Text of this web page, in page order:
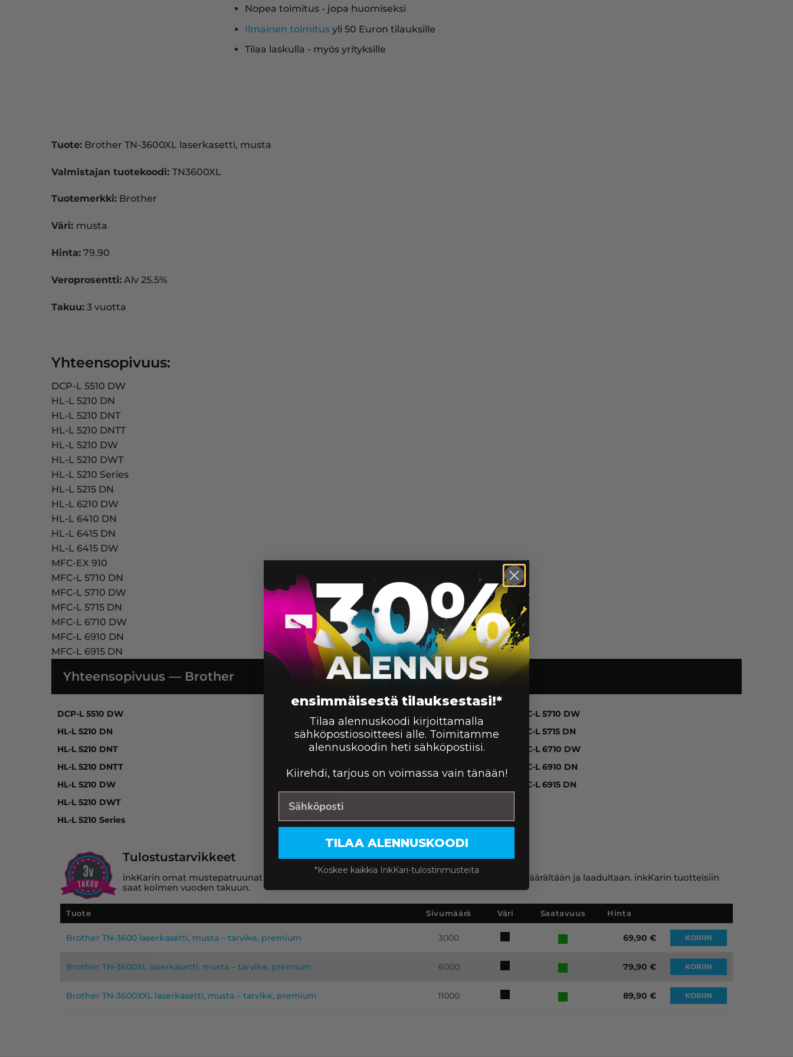
Nopea toimitus - jopa huomiseksi
Ilmainen toimitus yli 50 Euron tilauksille
Tilaa laskulla - myös yrityksille
Tuote: Brother TN-3600XL laserkasetti, musta
Valmistajan tuotekoodi: TN3600XL
Tuotemerkki: Brother
Väri: musta
Hinta: 79.90
Veroprosentti: Alv 25.5%
Takuu: 3 vuotta
Yhteensopivuus:
DCP-L 5510 DW
HL-L 5210 DN
HL-L 5210 DNT
HL-L 5210 DNTT
HL-L 5210 DW
HL-L 5210 DWT
HL-L 5210 Series
HL-L 5215 DN
HL-L 6210 DW
HL-L 6410 DN
HL-L 6415 DN
HL-L 6415 DW
MFC-EX 910
MFC-L 5710 DN
MFC-L 5710 DW
MFC-L 5715 DN
MFC-L 6710 DW
MFC-L 6910 DN
MFC-L 6915 DN
Yhteensopivuus — Brother
DCP-L 5510 DW, HL-L 5210 DN, HL-L 5210 DNT, HL-L 5210 DNTT, HL-L 5210 DW, HL-L 5210 DWT, HL-L 5210 Series, HL-L 5215 DN, HL-L 6210 DW, HL-L 6410
DCP-L 5510 DW
HL-L 5210 DN
HL-L 5210 DNT
HL-L 5210 DNTT
HL-L 5210 DW
HL-L 5210 DWT
HL-L 5210 Series
HL-L 6210 DW
HL-L 6410 DN
HL-L 6415 DN
MFC-EX 910
MFC-L 5710 DN
MFC-L 5710 DW
MFC-L 5715 DN
MFC-L 6710 DW
MFC-L 6910 DN
MFC-L 6915 DN
Tulostustarvikkeet
inkKarin omat mustepatruunat sekä laserkasetit vastaavat alkuperäisiä tuotteita tulostusmäärältään ja laadultaan. inkKarin tuotteisiin
saat kolmen vuoden takuun.
Tuote Sivumäärä Väri Saatavuus Hinta
Brother TN-3600 laserkasetti, musta – tarvike, premium 3000 69,90€ KORIIN
Brother TN-3600XL laserkasetti, musta – tarvike, premium 6000 79,90€ KORIIN
Brother TN-3600XXL laserkasetti, musta – tarvike, premium 11000 89,90€ KORIIN
ensimmäisestä tilauksestasi!*
Tilaa alennuskoodi kirjoittamalla
sähköpostiosoitteesi alle. Toimitamme
alennuskoodin heti sähköpostiisi.
Kiirehdi, tarjous on voimassa vain tänään!
TILAA ALENNUSKOODI
*Koskee kaikkia InkKari-tulostinmusteita